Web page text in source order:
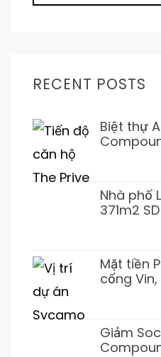
RECENT POSTS
Biệt thự
Nhà phố
371m2
Mặt tiền
cổng Vin,
Giảm